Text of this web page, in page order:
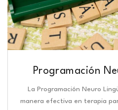
Programación
La Programación Neuro
manera efectiva en terapia